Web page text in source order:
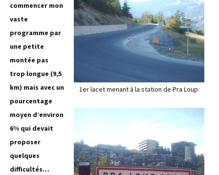
commencer mon
vaste
programme par
une petite
montée pas
trop longue (9,5
km) mais avec un
pourcentage
moyen d’environ
6% qui devait
proposer
quelques
difficultés…
1er lacet menant à la station de Pra Loup.